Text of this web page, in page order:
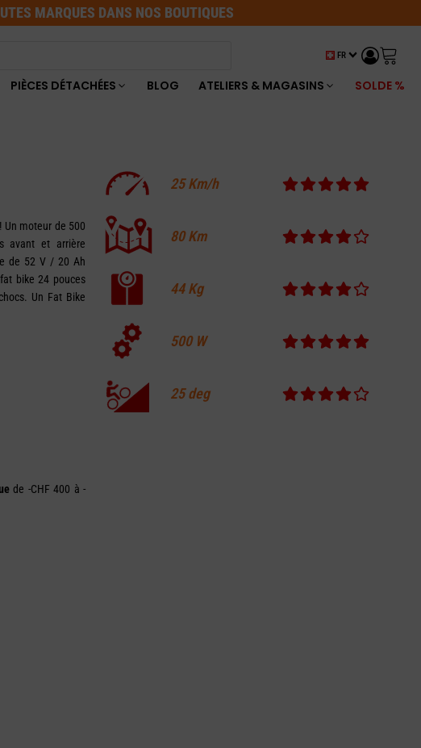
MARQUES DANS NOS BOUTIQUES
FR
PIÈCES DÉTACHÉES BLOG ATELIERS & MAGASINS SOLDE %
Un moteur de 500
avant et arrière
de 52 V / 20 Ah
bike 24 pouces
Un Fat Bike
de -CHF 400 à -
25Km/h
80Km
44Kg
500W
25deg